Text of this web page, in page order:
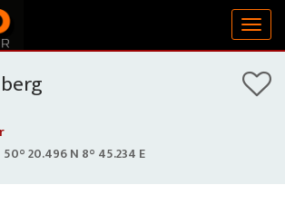
50° 20.496 N 8° 45.234 E